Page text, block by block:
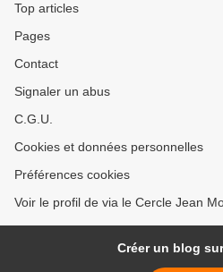
Top articles
Pages
Contact
Signaler un abus
C.G.U.
Cookies et données personnelles
Préférences cookies
Voir le profil de via le Cercle Jean
Créer un blog